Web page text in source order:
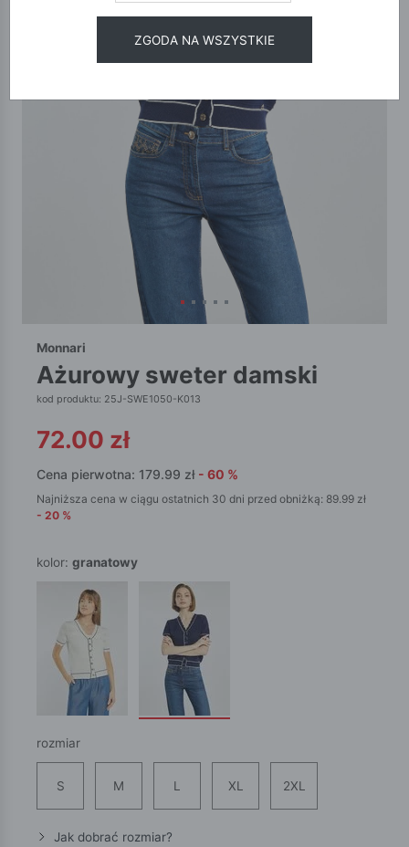
Monnari
ażurowy sweter damski
kod produktu: 25J-SWE1050-K013
72.00 zł
Cena pierwotna: 179.99 zł - 60 %
Najniższa cena w ciągu ostatnich 30 dni przed obniżką: 89.99 zł
- 20 %
kolor: granatowy
rozmiar
S M L XL 2XL
Jak dobrać rozmiar?
ZGODA NA WSZYSTKIE